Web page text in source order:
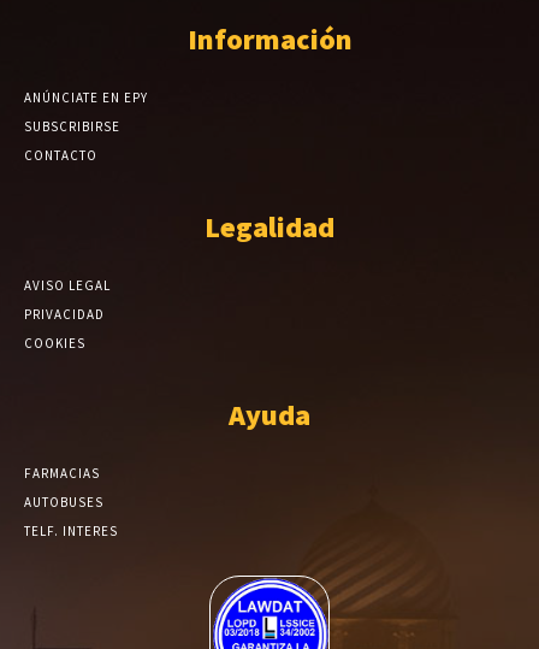
Información
ANÚNCIATE EN EPY
SUBSCRIBIRSE
CONTACTO
Legalidad
AVISO LEGAL
PRIVACIDAD
COOKIES
Ayuda
FARMACIAS
AUTOBUSES
TELF. INTERES